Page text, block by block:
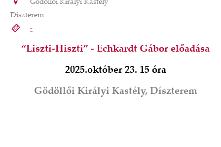
Gödöllői Királyi Kastély
Díszterem
-
“Liszti-Hiszti” - Echkardt Gábor előadása
2025.október 23. 15 óra
Gödöllői Királyi Kastély, Díszterem